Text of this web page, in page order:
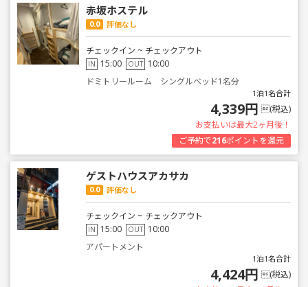
赤坂ホステル
0.0 評価なし
チェックイン ~ チェックアウト
IN 15:00 OUT 10:00
ドミトリールーム シングルベッド1名分
1泊1名合計
4,339円 (税込)
お支払いは最大2ヶ月後！
ご予約で216ポイントを還元
ゲストハウスアカサカ
0.0 評価なし
チェックイン ~ チェックアウト
IN 15:00 OUT 10:00
アパートメント
1泊1名合計
4,424円 (税込)